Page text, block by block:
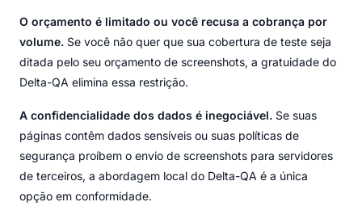
O orçamento é limitado ou você recusa a cobrança por
volume. Se você não quer que sua cobertura de teste seja
ditada pelo seu orçamento de screenshots, a gratuidade do
Delta-QA elimina essa restrição.
A confidencialidade dos dados é inegociável. Se suas
páginas contêm dados sensíveis ou suas políticas de
segurança proíbem o envio de screenshots para servidores
de terceiros, a abordagem local do Delta-QA é a única
opção em conformidade.